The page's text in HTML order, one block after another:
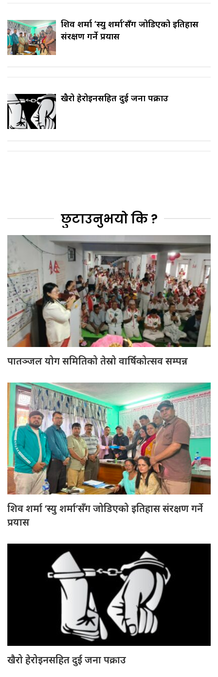
शिव शर्मा ‘स्यु शर्मा’सँग जोडिएको इतिहास
संरक्षण गर्ने प्रयास
खैरो हेरोइनसहित दुई जना पक्राउ
छुटाउनुभयो कि ?
पातञ्जल योग समितिको तेस्रो वार्षिकोत्सव सम्पन्न
शिव शर्मा ‘स्यु शर्मा’सँग जोडिएको इतिहास संरक्षण गर्ने
प्रयास
खैरो हेरोइनसहित दुई जना पक्राउ